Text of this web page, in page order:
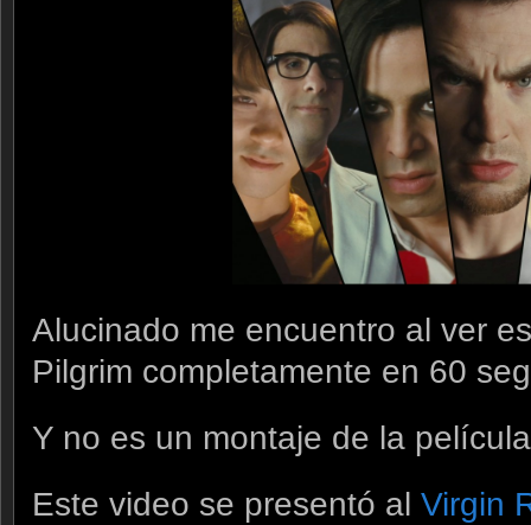
Alucinado me encuentro al ver
Pilgrim completamente en 60
Y no es un montaje de la
Este video se presentó al Virgin